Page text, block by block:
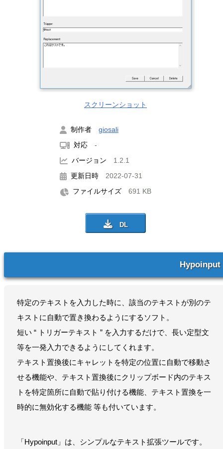
スクリーンショット
制作者 giosali
対応 -
バージョン 1.2.1
更新日時 2022-07-31
ファイルサイズ 691 KB
Hypoinput
特定のテキストを入力した時に、該当のテキストが別のテ
キストに自動で置き換わるようにするソフト。
短い “ トリガーテキスト ” を入力するだけで、長い定型文
等を一発入力できるようにしてくれます。
テキスト置換後にキャレットを特定の位置に自動で移動さ
せる機能や、テキスト置換後にクリップボード内のテキス
トを特定箇所に自動で貼り付ける機能、テキスト置換を一
時的に無効化する機能 等も付いています。
「Hypoinput」は、シンプルなテキスト拡張ツールです。